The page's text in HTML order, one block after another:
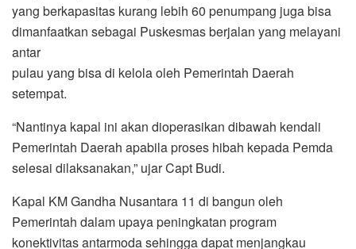
yang berkapasitas kurang lebih 60 penumpang juga bisa
dimanfaatkan sebagai Puskesmas berjalan yang melayani
antar
pulau yang bisa di kelola oleh Pemerintah Daerah
setempat.
“Nantinya kapal ini akan dioperasikan dibawah kendali
Pemerintah Daerah apabila proses hibah kepada Pemda
selesai dilaksanakan,” ujar Capt Budi.
Kapal KM Gandha Nusantara 11 di bangun oleh
Pemerintah dalam upaya peningkatan program
konektivitas antarmoda sehingga dapat menjangkau